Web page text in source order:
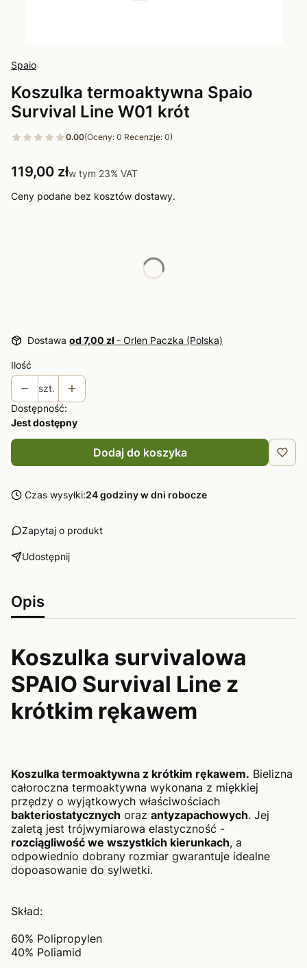
Spaio
Koszulka termoaktywna Spaio
Survival Line W01 krót
0.00(Oceny: 0 Recenzje: 0)
Cena
119,00 złw tym 23% VAT
w tym 23% VAT
Ceny podane bez kosztów dostawy.
Dostawa od 7,00 zł - Orlen Paczka (Polska)
Ilość
szt.
Dostępność:
Jest dostępny
Dodaj do koszyka
Czas wysyłki:24 godziny w dni robocze
Zapytaj o produkt
Udostępnij
Opis
Koszulka survivalowa
SPAIO Survival Line z
krótkim rękawem
Koszulka termoaktywna z krótkim rękawem. Bielizna
całoroczna termoaktywna wykonana z miękkiej
przędzy o wyjątkowych właściwościach
bakteriostatycznych oraz antyzapachowych. Jej
zaletą jest trójwymiarowa elastyczność -
rozciągliwość we wszystkich kierunkach, a
odpowiednio dobrany rozmiar gwarantuje idealne
dopoasowanie do sylwetki.
Skład:
60% Polipropylen
40% Poliamid